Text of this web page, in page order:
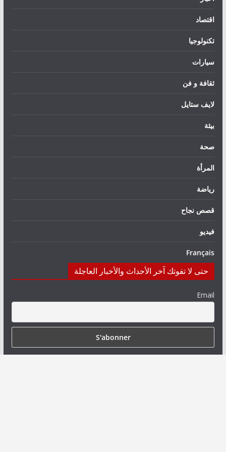
اقتصاد
تكنولوجيا
سيارات
ثقافة و فن
لايف ستايل
بيئة
صحة
المرأة
رياضة
قصص نجاح
فيديو
Français
حتى لا تفوتك آخر الأحداث والأخبار العاجلة
Email